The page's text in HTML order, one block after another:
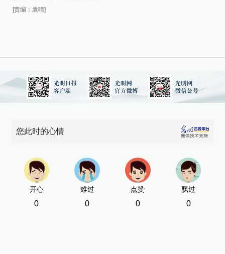
[责编：袁晴]
您此时的心情
开心
0
难过
0
点赞
0
飘过
0